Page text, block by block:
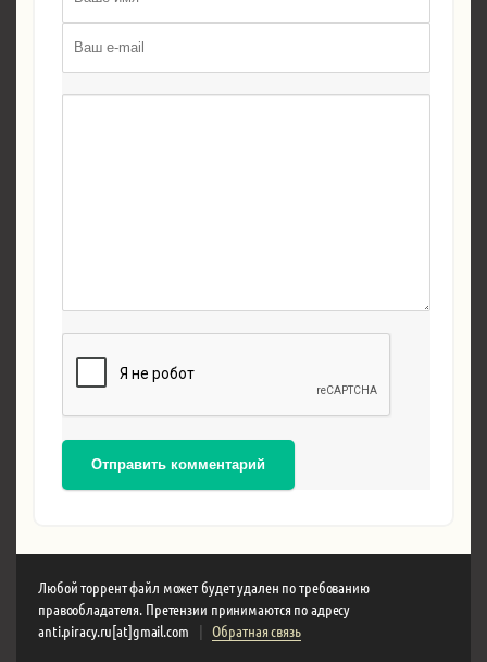
Отправить комментарий
Любой торрент файл может будет удален по требованию
правообладателя. Претензии принимаются по адресу
anti.piracy.ru[at]gmail.com
| Обратная связь